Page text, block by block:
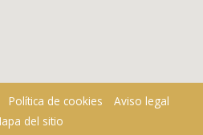
Política de cookies
Aviso legal
del sitio